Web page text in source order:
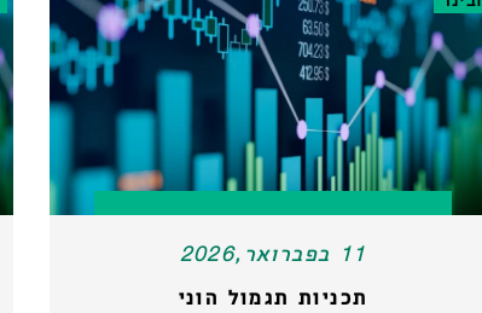
11 בפברואר,2026
תכניות תגמול הוני